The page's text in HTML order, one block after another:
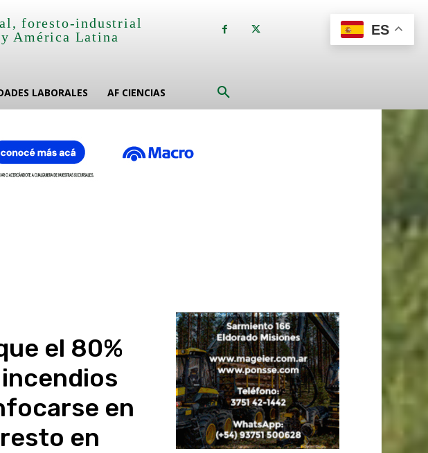
foresto-industrial
América Latina
LABORALES AF CIENCIAS
el 80%
en
en
ES